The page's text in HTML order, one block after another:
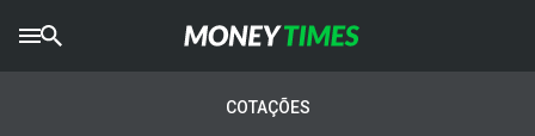
COTAÇÕES